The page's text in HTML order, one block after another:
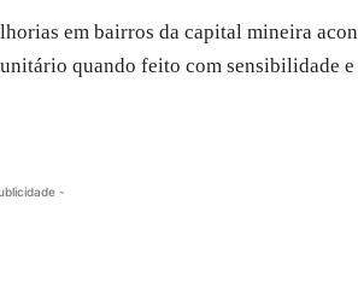
em bairros da capital mineira
quando feito com sensibilidade
-